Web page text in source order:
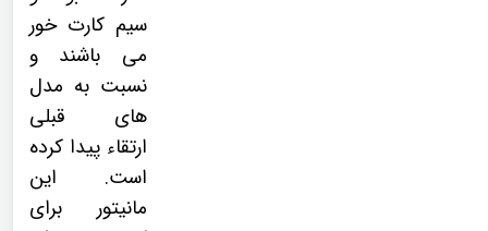
سیم کارت خور
می باشند و
نسبت به مدل
های قبلی
ارتقاء پیدا کرده
است. این
مانیتور برای